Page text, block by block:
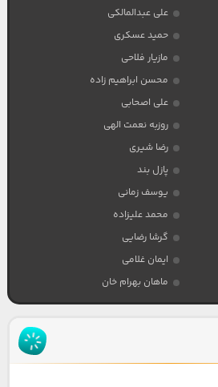
علی عبدالمالکی
حمید عسکری
مازیار فلاحی
محسن ابراهیم زاده
علی اصحابی
روزبه نعمت الهی
رضا شیری
پازل بند
یوسف زمانی
محمد علیزاده
گرشا رضایی
ایمان غلامی
ماهان بهرام خان